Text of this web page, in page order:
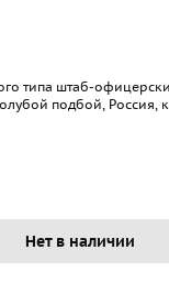
типа штаб-
подбой, Россия,
Нет в наличии